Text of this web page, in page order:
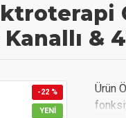
&
YENI
-22 %
Ürün